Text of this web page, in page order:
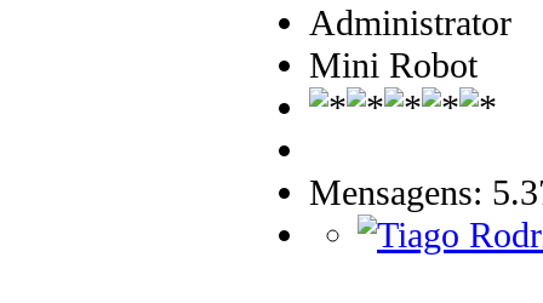
Administrator
Mini Robot
Mensagens: